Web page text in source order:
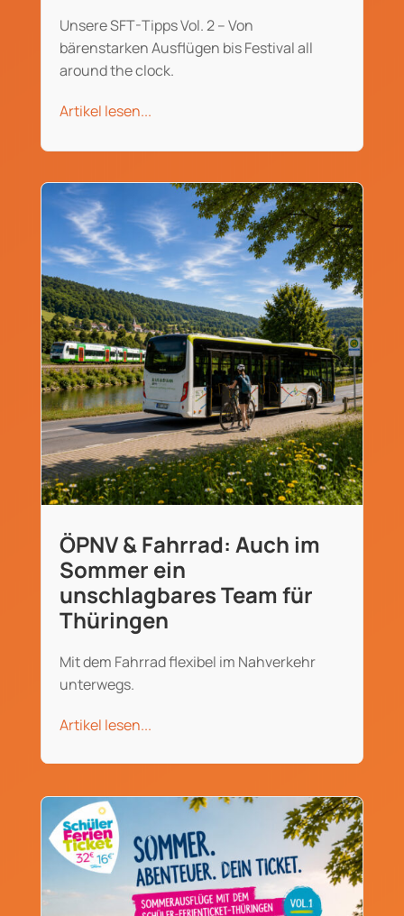
Unsere SFT-Tipps Vol. 2 – Von
bärenstarken Ausflügen bis Festival all
around the clock.
Artikel lesen...
ÖPNV & Fahrrad: Auch im
Sommer ein
unschlagbares Team für
Thüringen
Mit dem Fahrrad flexibel im Nahverkehr
unterwegs.
Artikel lesen...